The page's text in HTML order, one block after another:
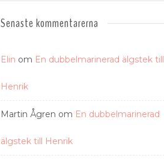
Senaste kommentarerna
Elin om En dubbelmarinerad älgstek till
Henrik
Martin Ågren om En dubbelmarinerad
älgstek till Henrik